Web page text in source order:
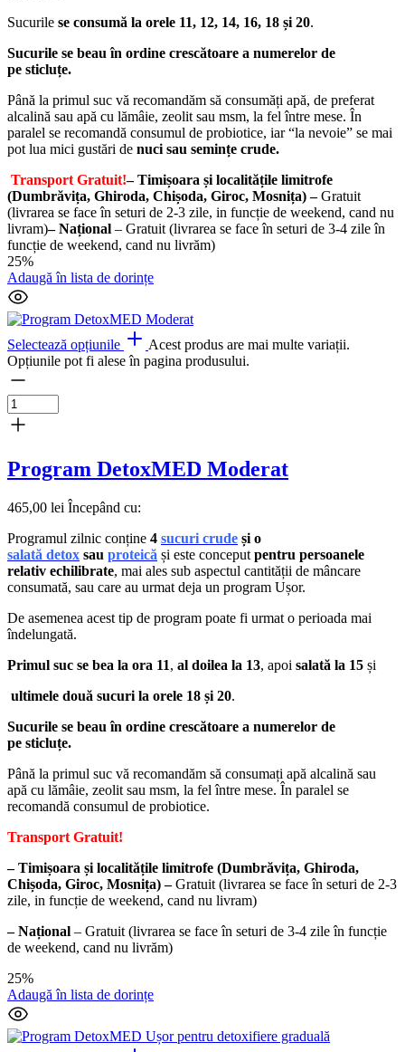
Sucurile se consumă la orele 11, 12, 14, 16, 18 și 20.
Sucurile se beauîn ordine crescătoare a numerelor de
pe sticluțe.
Până la primul suc vă recomandăm să consumăți apă, de preferat
alcalină sau apă cu lămâie, zeolit sau msm, la fel între mese. În
paralel se recomandă consumul de probiotice, iar “la nevoie” se mai
pot lua mici gustări de nuci sau semințe crude.
Transport Gratuit!– Timișoara și localitățile limitrofe
(Dumbrăvița, Ghiroda, Chișoda, Giroc, Mosnița) –Gratuit
(livrarea se face în seturi de 2-3 zile, in funcție de weekend, cand nu
livram)– Național – Gratuit (livrarea se face în seturi de 3-4 zile în
funcție de weekend, cand nu livrăm)
25%
Adaugă în lista de dorințe
Selectează opțiunile
Acest produs are mai multe variații.
Opțiunile pot fi alese în pagina produsului.
Program DetoxMED Moderat
465,00 lei Începând cu:
Programul zilnic conține 4 sucuri crude și o
salată detox sau proteică și este conceput pentru persoanele
relativ echilibrate, mai ales sub aspectul cantității de mâncare
consumată, sau care au urmat deja un program Ușor.
De asemenea acest tip de program poate fi urmat o perioada mai
îndelungată.
Primul suc se bea la ora 11, al doilea la 13, apoi salată la 15 și
ultimele două sucuri la orele 18 și 20.
Sucurile se beauîn ordine crescătoare a numerelor de
pe sticluțe.
Până la primul suc vă recomandăm să consumați apă alcalină sau
apă cu lămâie, zeolit sau msm, la fel între mese. În paralel se
recomandă consumul de probiotice.
Transport Gratuit!
– Timișoara și localitățile limitrofe (Dumbrăvița, Ghiroda,
Chișoda, Giroc, Mosnița) –Gratuit (livrarea se face în seturi de 2-3
zile, in funcție de weekend, cand nu livram)
– Național – Gratuit (livrarea se face în seturi de 3-4 zile în funcție
de weekend, cand nu livrăm)
25%
Adaugă în lista de dorințe